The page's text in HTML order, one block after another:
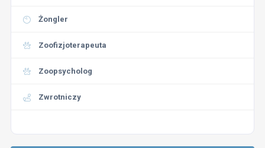
Żongler
Zoofizjoterapeuta
Zoopsycholog
Zwrotniczy